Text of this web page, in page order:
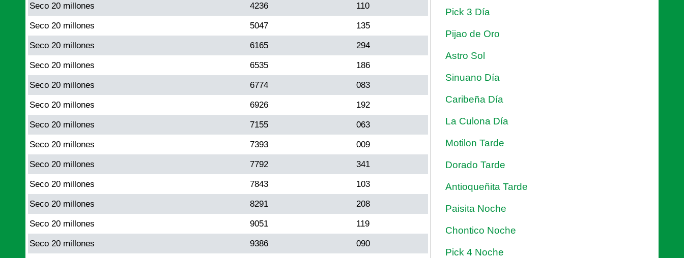
Seco 20 millones 4236 110
Seco 20 millones 5047 135
Seco 20 millones 6165 294
Seco 20 millones 6535 186
Seco 20 millones 6774 083
Seco 20 millones 6926 192
Seco 20 millones 7155 063
Seco 20 millones 7393 009
Seco 20 millones 7792 341
Seco 20 millones 7843 103
Seco 20 millones 8291 208
Seco 20 millones 9051 119
Seco 20 millones 9386 090
Pick 3 Día
Pijao de Oro
Astro Sol
Sinuano Día
Caribeña Día
La Culona Día
Motilon Tarde
Dorado Tarde
Antioqueñita Tarde
Paisita Noche
Chontico Noche
Pick 4 Noche